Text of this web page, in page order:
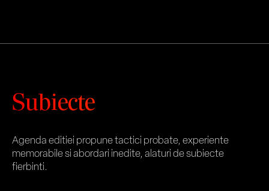
Subiecte
Agenda editiei propune tactici probate, experiente
memorabile si abordari inedite, alaturi de subiecte
fierbinti.